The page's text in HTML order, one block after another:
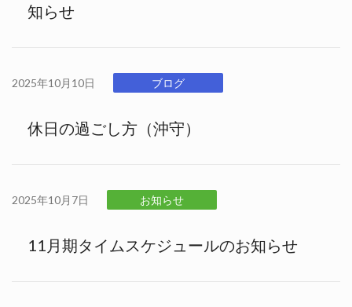
知らせ
2025年10月10日 ブログ
休日の過ごし方（沖守）
2025年10月7日 お知らせ
11月期タイムスケジュールのお知らせ